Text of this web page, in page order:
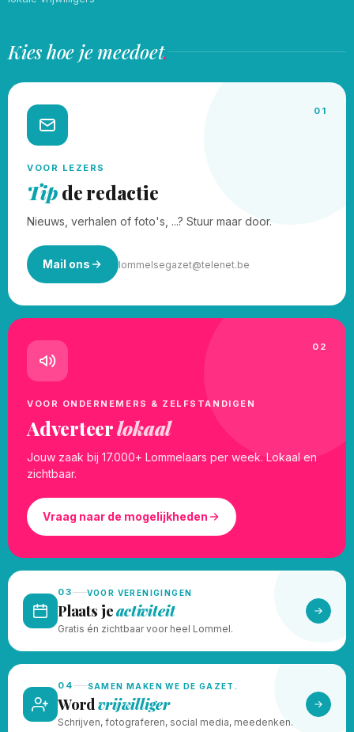
Kies hoe je meedoet.
01
VOOR LEZERS
Tipde redactie
Nieuws, verhalen of foto's, ...? Stuur maar door.
Mail ons lommelsegazet@telenet.be
02
VOOR ONDERNEMERS & ZELFSTANDIGEN
Adverteerlokaal
Jouw zaak bij 17.000+ Lommelaars per week. Lokaal en
zichtbaar.
Vraag naar de mogelijkheden
03 VOOR VERENIGINGEN
Plaats jeactiviteit
Gratis én zichtbaar voor heel Lommel.
04 SAMEN MAKEN WE DE GAZET.
Wordvrijwilliger
Schrijven, fotograferen, social media, meedenken.